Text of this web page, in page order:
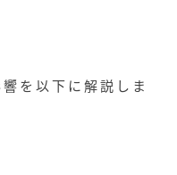
を以下に解説しま